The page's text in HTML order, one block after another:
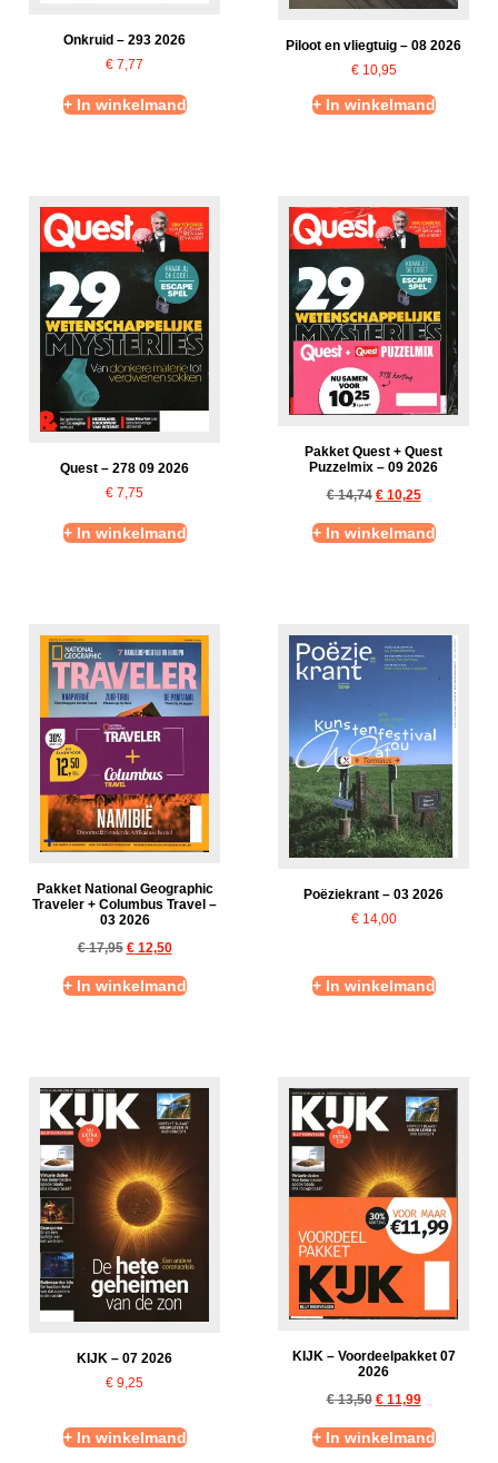
Onkruid – 293 2026
€ 7,77
+ In winkelmand
Piloot en vliegtuig – 08 2026
€10,95
+ In winkelmand
Quest – 278 09 2026
€ 7,75
+ In winkelmand
Pakket Quest + Quest
Puzzelmix – 09 2026
€14,74 €10,25
+ In winkelmand
Pakket National Geographic
Traveler + Columbus Travel –
03 2026
€17,95 €12,50
+ In winkelmand
Poëziekrant – 03 2026
€14,00
+ In winkelmand
KIJK – 07 2026
€ 9,25
+ In winkelmand
KIJK – Voordeelpakket 07
2026
€13,50 €11,99
+ In winkelmand